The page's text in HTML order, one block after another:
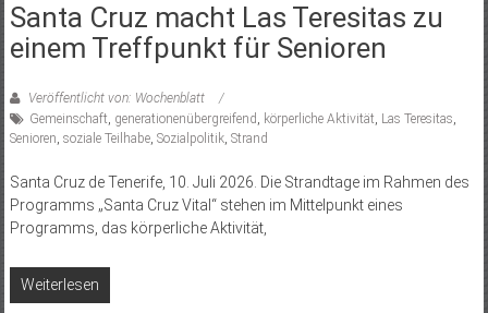
Santa Cruz macht Las Teresitas zu
einem Treffpunkt für Senioren
Veröffentlicht von: Wochenblatt
Gemeinschaft, generationenübergreifend , körperliche Aktivität, Las Teresitas,
Senioren, soziale Teilhabe, Sozialpolitik, Strand
Santa Cruz de Tenerife, 10. Juli 2026. Die Strandtage im Rahmen des
Programms „Santa Cruz Vital“ stehen im Mittelpunkt eines
Programms, das körperliche Aktivität,
Weiterlesen